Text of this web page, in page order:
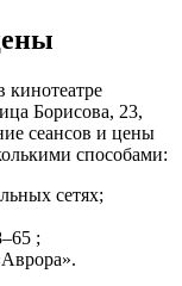
кинотеатре
Борисова, 23,
сеансов и цены
способами:
сетях;
;